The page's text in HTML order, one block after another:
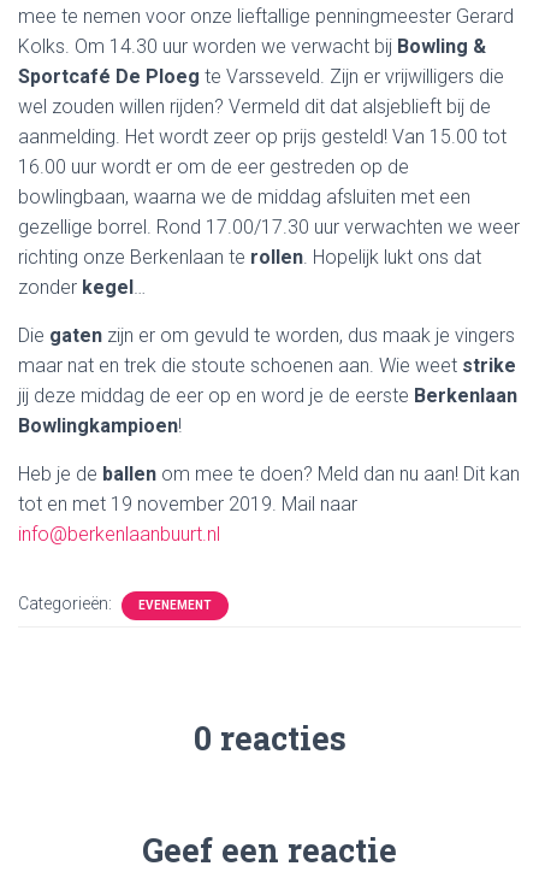
mee te nemen voor onze lieftallige penningmeester Gerard
Kolks. Om 14.30 uur worden we verwacht bij Bowling &
Sportcafé De Ploeg te Varsseveld. Zijn er vrijwilligers die
wel zouden willen rijden? Vermeld dit dat alsjeblieft bij de
aanmelding. Het wordt zeer op prijs gesteld! Van 15.00 tot
16.00 uur wordt er om de eer gestreden op de
bowlingbaan, waarna we de middag afsluiten met een
gezellige borrel. Rond 17.00/17.30 uur verwachten we weer
richting onze Berkenlaan te rollen . Hopelijk lukt ons dat
zonder kegel
Die gaten zijn er om gevuld te worden, dus maak je vingers
maar nat en trek die stoute schoenen aan. Wie weet strike
jij deze middag de eer op en word je de eerste Berkenlaan
Bowlingkampioen!
Heb je de ballen om mee te doen? Meld dan nu aan! Dit kan
tot en met 19 november 2019. Mail naar
info@berkenlaanbuurt.nl
Categorieën: EVENEMENT
0 reacties
Geef een reactie